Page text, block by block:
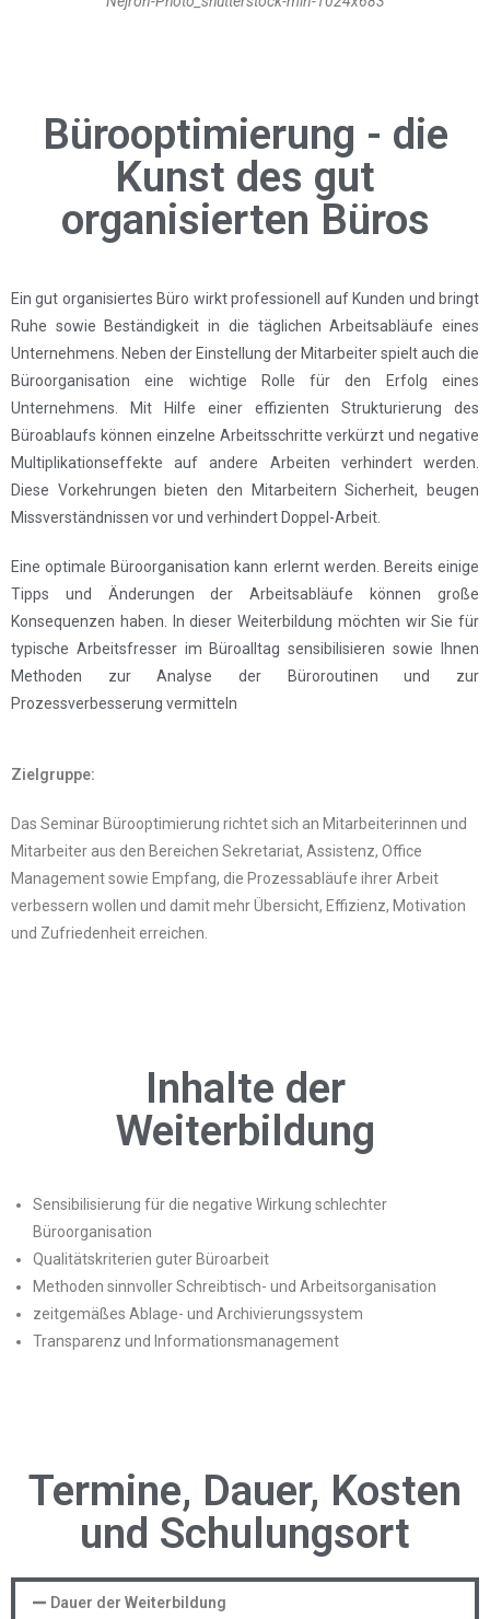
Bürooptimierung - die
Kunst des gut
organisierten Büros
Ein gut organisiertes Büro wirkt professionell auf Kunden und bringt
Ruhe sowie Beständigkeit in die täglichen Arbeitsabläufe eines
Unternehmens. Neben der Einstellung der Mitarbeiter spielt auch die
Büroorganisation eine wichtige Rolle für den Erfolg eines
Unternehmens. Mit Hilfe einer effizienten Strukturierung des
Büroablaufs können einzelne Arbeitsschritte verkürzt und negative
Multiplikationseffekte auf andere Arbeiten verhindert werden.
Diese Vorkehrungen bieten den Mitarbeitern Sicherheit, beugen
Missverständnissen vor und verhindert Doppel-Arbeit.
Eine optimale Büroorganisation kann erlernt werden. Bereits einige
Tipps und Änderungen der Arbeitsabläufe können große
Konsequenzen haben. In dieser Weiterbildung möchten wir Sie für
typische Arbeitsfresser im Büroalltag sensibilisieren sowie Ihnen
Methoden zur Analyse der Büroroutinen und zur
Prozessverbesserung vermitteln
Zielgruppe:
Das Seminar Bürooptimierung richtet sich an Mitarbeiterinnen und
Mitarbeiter aus den Bereichen Sekretariat, Assistenz, Office
Management sowie Empfang, die Prozessabläufe ihrer Arbeit
verbessern wollen und damit mehr Übersicht, Effizienz, Motivation
und Zufriedenheit erreichen.
Inhalte der
Weiterbildung
Sensibilisierung für die negative Wirkung schlechter
Büroorganisation
Qualitätskriterien guter Büroarbeit
Methoden sinnvoller Schreibtisch- und Arbeitsorganisation
zeitgemäßes Ablage- und Archivierungssystem
Transparenz und Informationsmanagement
Termine, Dauer, Kosten
und Schulungsort
Dauer der Weiterbildung